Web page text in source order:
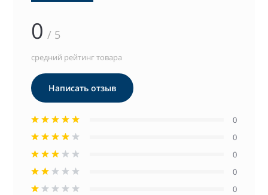
0 / 5
средний рейтинг товара
Написать отзыв
0
0
0
0
0